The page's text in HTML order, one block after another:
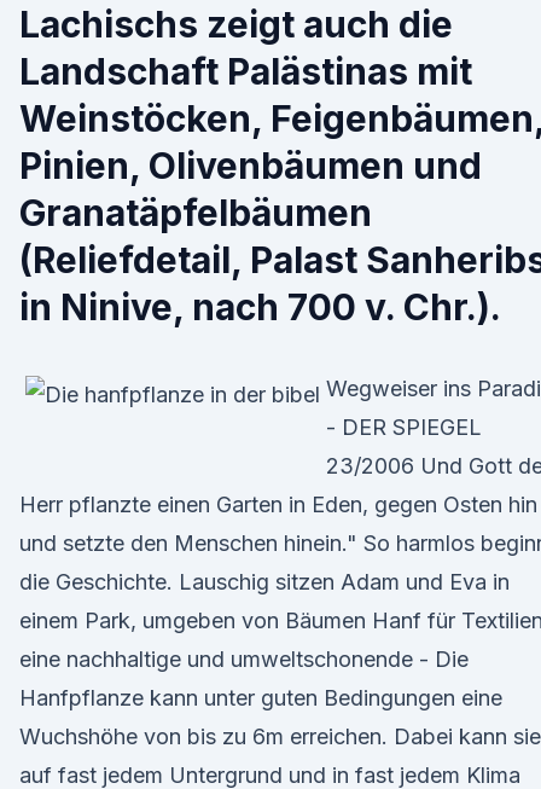
Lachischs zeigt auch die
Landschaft Palästinas mit
Wein­stöcken,
Pinien, Olivenbäumen und
Granatäpfelbäumen
(Reliefdetail, Palast
in Ninive, nach 700 v. Chr.).
Wegweiser ins
- DER SPIEGEL
23/2006 Und Gott
Herr pflanzte einen Garten in Eden, gegen Osten hin
und setzte den Menschen hinein." So harmlos
die Geschichte. Lauschig sitzen Adam und Eva in
einem Park, umgeben von Bäumen Hanf für
eine nachhaltige und umweltschonende - Die
Hanfpflanze kann unter guten Bedingungen eine
Wuchshöhe von bis zu 6m erreichen. Dabei kann sie
auf fast jedem Untergrund und in fast jedem Klima